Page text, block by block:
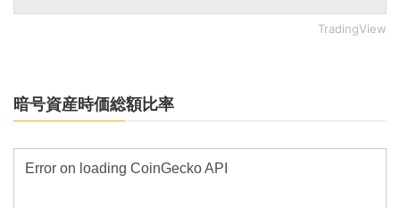
TradingView
暗号資産時価総額比率